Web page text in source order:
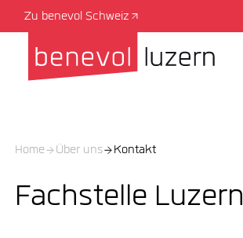
Zu benevol Schweiz
Home Über uns Kontakt
Fachstelle Luzern